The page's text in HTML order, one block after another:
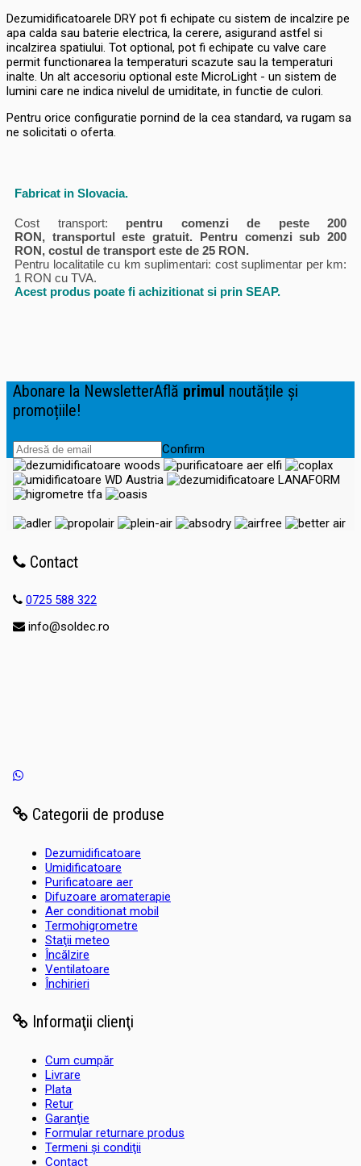
Dezumidificatoarele DRY pot fi echipate cu sistem de incalzire pe
apa calda sau baterie electrica, la cerere, asigurand astfel si
incalzirea spatiului. Tot optional, pot fi echipate cu valve care
permit functionarea la temperaturi scazute sau la temperaturi
inalte. Un alt accesoriu optional este MicroLight - un sistem de
lumini care ne indica nivelul de umiditate, in functie de culori.
Pentru orice configuratie pornind de la cea standard, va rugam sa
ne solicitati o oferta.
Fabricat in Slovacia.
Cost transport: pentru comenzi de peste 200
RON, transportul este gratuit. Pentru comenzi sub 200
RON, costul de transport este de 25 RON.
Pentru localitatile cu km suplimentari: cost suplimentar per km:
1 RON cu TVA.
Acest produs poate fi achizitionat si prin SEAP.
Abonare la NewsletterAflă primul noutățile și
promoțiile!
Confirm
Contact
0725 588 322
info@soldec.ro
Categorii de produse
Dezumidificatoare
Umidificatoare
Purificatoare aer
Difuzoare aromaterapie
Aer conditionat mobil
Termohigrometre
Staţii meteo
Încălzire
Ventilatoare
Închirieri
Informaţii clienţi
Cum cumpăr
Livrare
Plata
Retur
Garanţie
Formular returnare produs
Termeni şi condiţii
Contact